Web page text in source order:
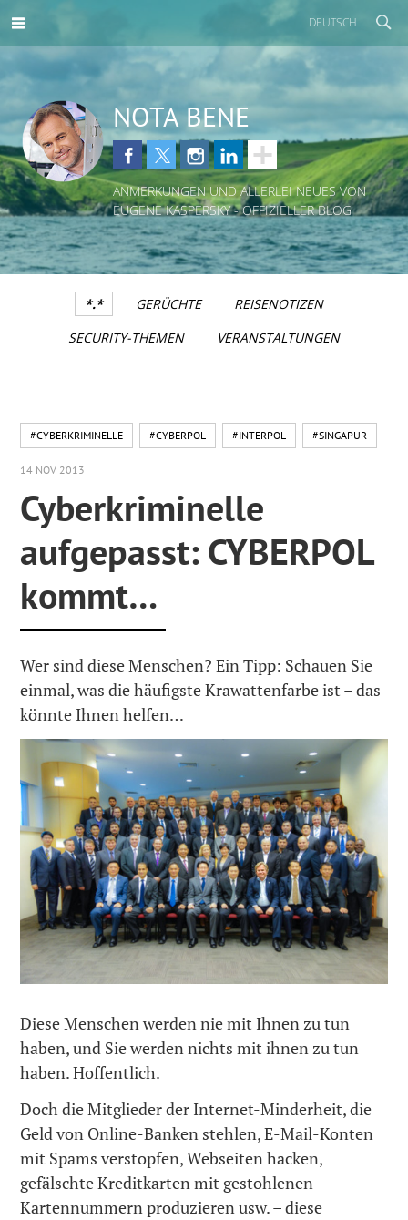
DEUTSCH
NOTA BENE
ANMERKUNGEN UND ALLERLEI NEUES VON
EUGENE KASPERSKY - OFFIZIELLER BLOG
*.* GERÜCHTE
REISENOTIZEN
SECURITY-THEMEN
VERANSTALTUNGEN
#CYBERKRIMINELLE #CYBERPOL #INTERPOL #SINGAPUR
14 NOV 2013
Cyberkriminelle
aufgepasst: CYBERPOL
kommt…
Wer sind diese Menschen? Ein Tipp: Schauen Sie
einmal, was die häufigste Krawattenfarbe ist – das
könnte Ihnen helfen…
Diese Menschen werden nie mit Ihnen zu tun
haben, und Sie werden nichts mit ihnen zu tun
haben. Hoffentlich.
Doch die Mitglieder der Internet-Minderheit, die
Geld von Online-Banken stehlen, E-Mail-Konten
mit Spams verstopfen, Webseiten hacken,
gefälschte Kreditkarten mit gestohlenen
Kartennummern produzieren usw. – diese